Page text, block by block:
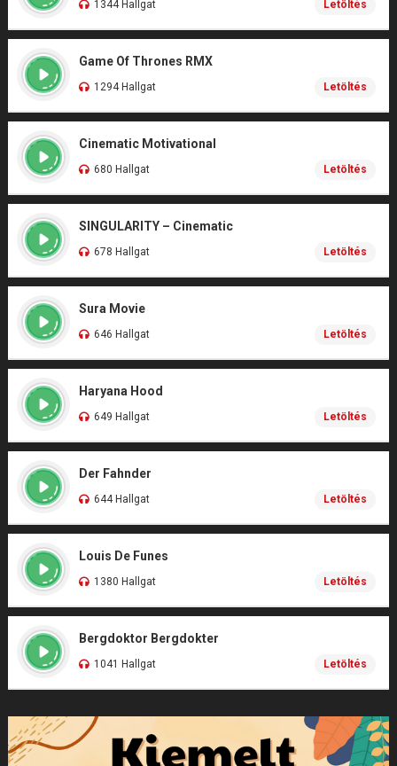
1344 Hallgat Letöltés
Game Of Thrones RMX
1294 Hallgat Letöltés
Cinematic Motivational
680 Hallgat Letöltés
SINGULARITY – Cinematic
678 Hallgat Letöltés
Sura Movie
646 Hallgat Letöltés
Haryana Hood
649 Hallgat Letöltés
Der Fahnder
644 Hallgat Letöltés
Louis De Funes
1380 Hallgat Letöltés
Bergdoktor Bergdokter
1041 Hallgat Letöltés